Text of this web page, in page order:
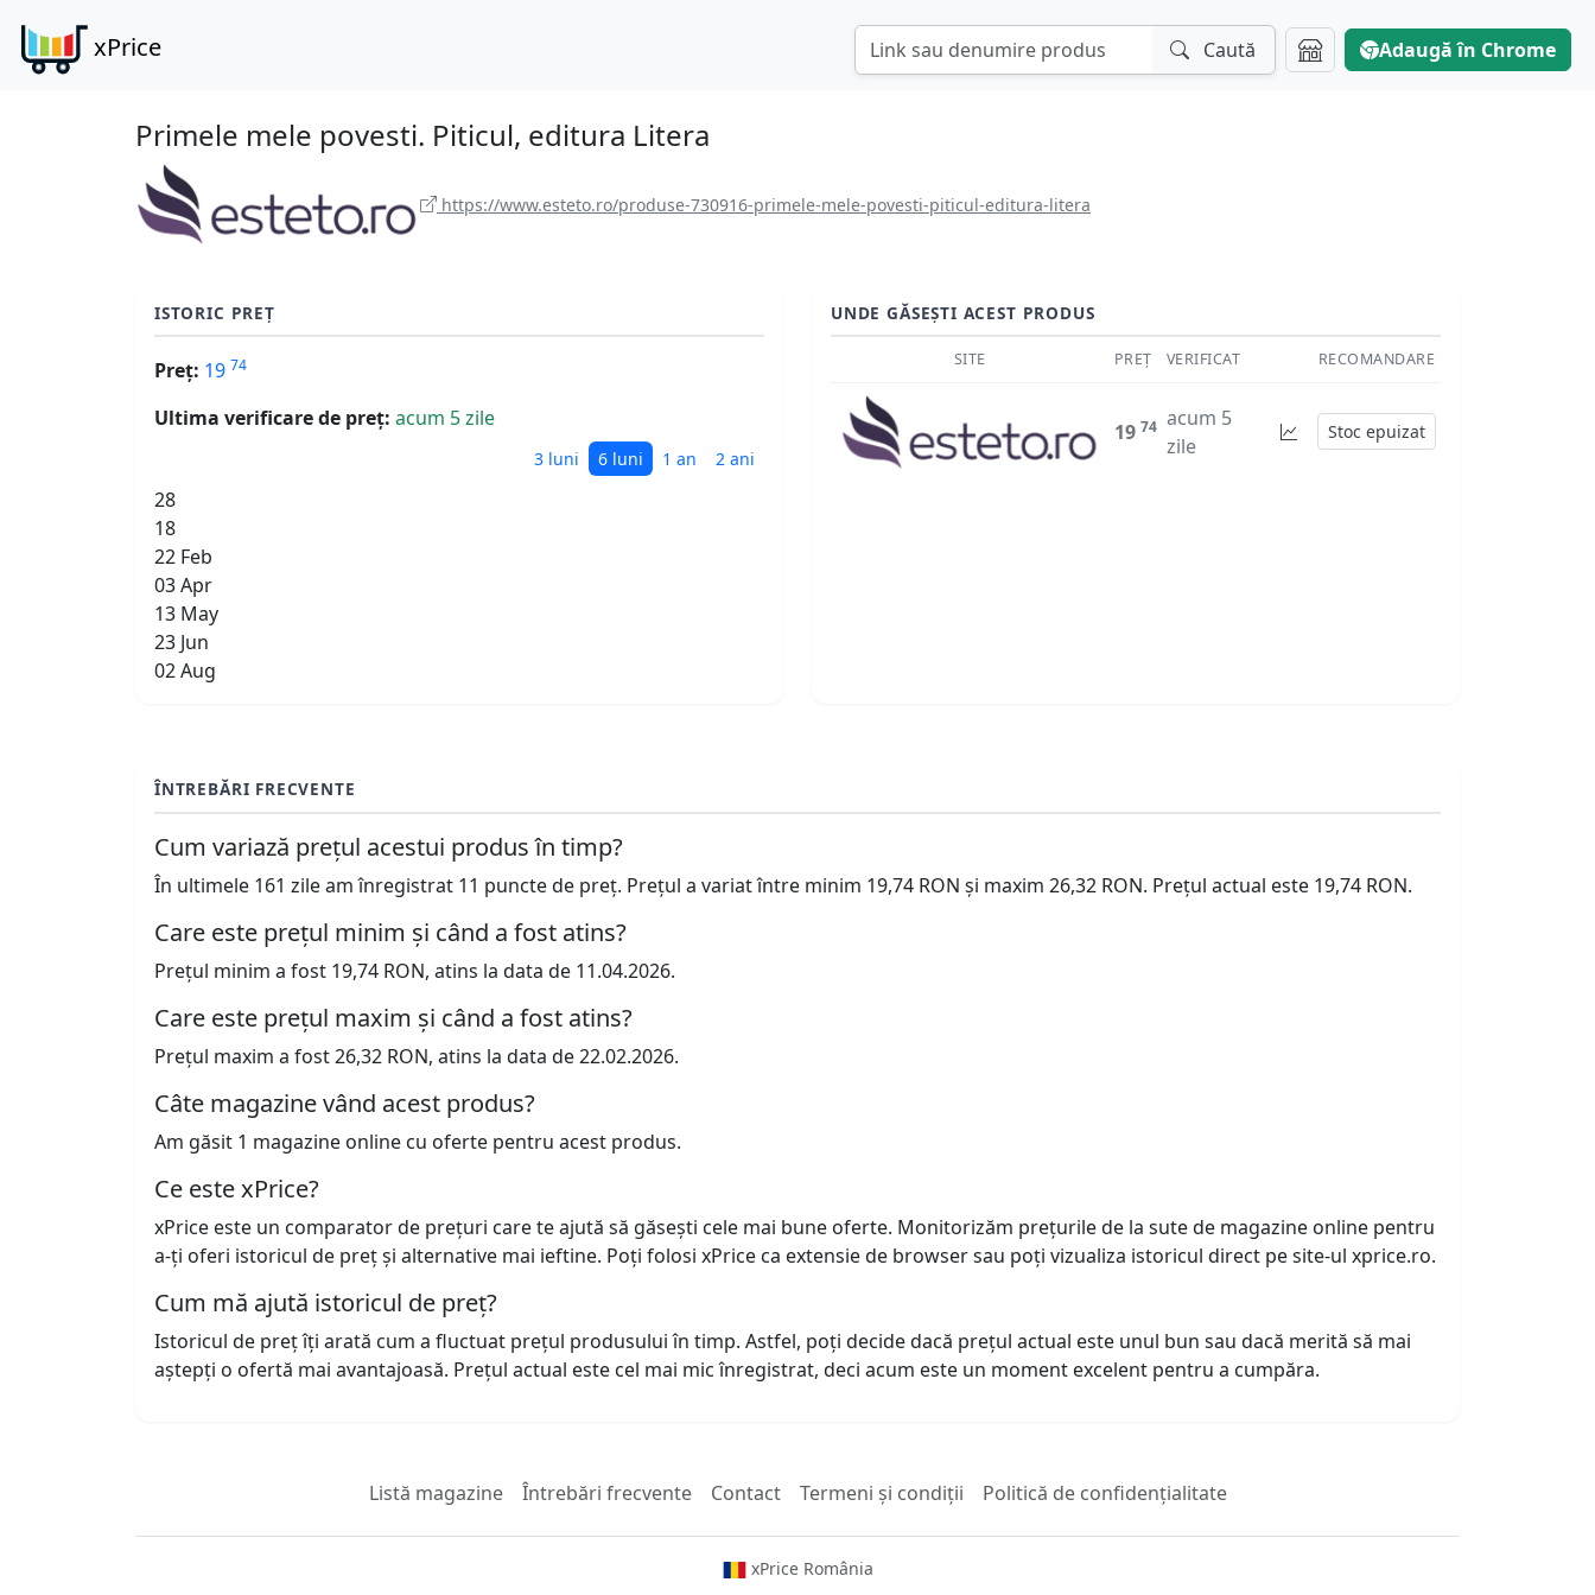
xPrice Caută Adaugă în Chrome
Primele mele povesti. Piticul, editura Litera
https://www.esteto.ro/produse-730916-primele-mele-povesti-piticul-editura-litera
ISTORIC PREȚ
Preț: 19 74
Ultima verificare de preț: acum 5 zile
3 luni 6 luni 1 an 2 ani
28
18
22 Feb
03 Apr
13 May
23 Jun
02 Aug
UNDE GĂSEȘTI ACEST PRODUS
SITE PREȚ VERIFICAT RECOMANDARE
19 74 acum 5
zile
Stoc epuizat
ÎNTREBĂRI FRECVENTE
Cum variază prețul acestui produs în timp?
În ultimele 161 zile am înregistrat 11 puncte de preț. Prețul a variat între minim 19,74 RON și maxim 26,32 RON. Prețul actual este 19,74 RON.
Care este prețul minim și când a fost atins?
Prețul minim a fost 19,74 RON, atins la data de 11.04.2026.
Care este prețul maxim și când a fost atins?
Prețul maxim a fost 26,32 RON, atins la data de 22.02.2026.
Câte magazine vând acest produs?
Am găsit 1 magazine online cu oferte pentru acest produs.
Ce este xPrice?
xPrice este un comparator de prețuri care te ajută să găsești cele mai bune oferte. Monitorizăm prețurile de la sute de magazine online pentru
a-ți oferi istoricul de preț și alternative mai ieftine. Poți folosi xPrice ca extensie de browser sau poți vizualiza istoricul direct pe site-ul xprice.ro.
Cum mă ajută istoricul de preț?
Istoricul de preț îți arată cum a fluctuat prețul produsului în timp. Astfel, poți decide dacă prețul actual este unul bun sau dacă merită să mai
aștepți o ofertă mai avantajoasă. Prețul actual este cel mai mic înregistrat, deci acum este un moment excelent pentru a cumpăra.
Listă magazine Întrebări frecvente Contact Termeni și condiții Politică de confidențialitate
xPrice România